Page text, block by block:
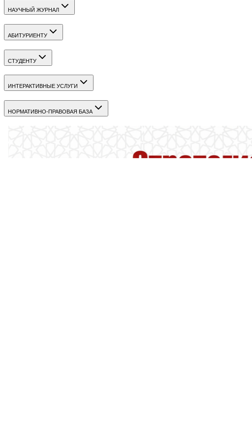
НАУЧНЫЙ ЖУРНАЛ
АБИТУРИЕНТУ
СТУДЕНТУ
ИНТЕРАКТИВНЫЕ УСЛУГИ
НОРМАТИВНО-ПРАВОВАЯ БАЗА